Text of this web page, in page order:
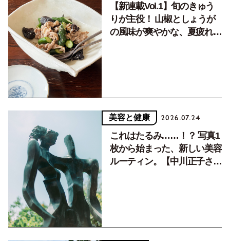
【新連載Vol.1】旬のきゅう
りが主役！ 山椒としょうが
の風味が爽やかな、夏疲れを
美容と健康 2026.07.24
これはたるみ……！？ 写真1
枚から始まった、新しい美容
ルーティン。【中川正子さん